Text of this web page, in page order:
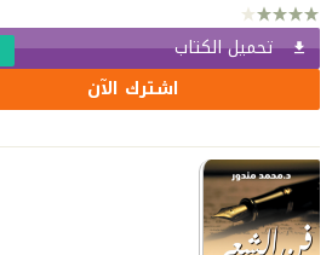
تحميل الكتاب
اشترك الآن